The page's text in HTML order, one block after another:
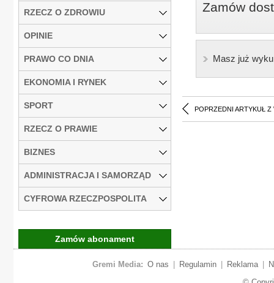
Zamów
Masz już
POPRZEDNI ARTYKUŁ Z
RZECZ O ZDROWIU
OPINIE
PRAWO CO DNIA
EKONOMIA I RYNEK
SPORT
RZECZ O PRAWIE
BIZNES
ADMINISTRACJA I SAMORZĄD
CYFROWA RZECZPOSPOLITA
Zamów abonament
Gremi Media: O nas Regulamin Reklama